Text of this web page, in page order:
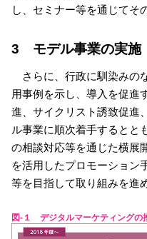
し、セミナー等を通じてそ
3 モデル事業の実施
さらに、行政に馴染みの
用事例を示し、導入を促進
進、サイクリスト誘致促進
ル事業に順次着手するとと
の相談対応等を通じた横展
を活用したプロモーション
等を目指して取り組みを進
図-１ デジタルマーケティングの